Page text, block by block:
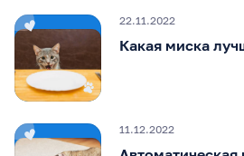
22.11.2022
Какая миска
11.12.2022